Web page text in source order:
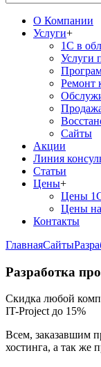
О Компании
Услуги+
1С в
Услуги
Ремонт
Сайты
Акции
Линия
Статьи
Цены+
Цены
Цены
Контакты
ГлавнаяСайты
Разработка
Скидка любой
IT-Project до 15%
Всем, заказавшим
хостинга, а так же